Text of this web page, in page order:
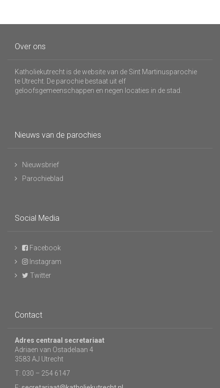
Over ons
Katholiekutrecht is de website van de Sint Martinusparochie
te Utrecht. De parochie bestaat uit elf
geloofsgemeenschappen en negen locaties in de stad.
Nieuws van de parochies
Nieuwsbrief
Parochieblad
Social Media
Facebook
Instagram
Twitter
Contact
Adres centraal secretariaat
Adriaen van Ostadelaan 4
3583 AJ Utrecht
T: 030 – 254 6147